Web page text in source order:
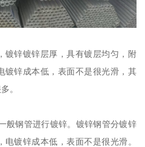
镀锌镀锌层厚，具有镀层均匀，附
镀锌成本低，表面不是很光滑，其
。
般钢管进行镀锌。镀锌钢管分镀锌
镀锌成本低，表面不是很光滑。